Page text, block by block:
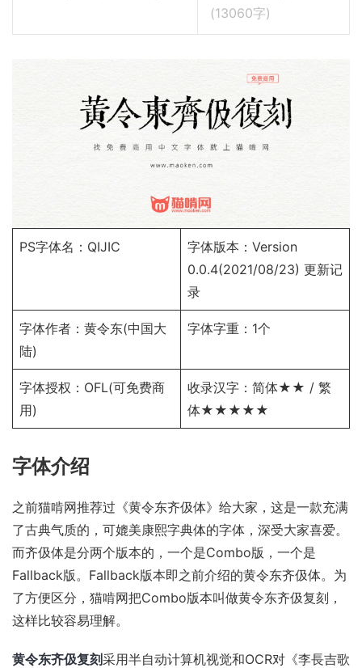
(13060字)
PS字体名：QIJIC
字体版本：Version
0.0.4(2021/08/23) 更新记
录
字体作者：黄令东(中国大
陆)
字体字重：1个
字体授权： OFL(可免费商
用)
收录汉字：简体★★ / 繁
体★★★★★
字体介绍
之前猫啃网推荐过《黄令东齐伋体》给大家，这是一款充满
了古典气质的，可媲美康熙字典体的字体，深受大家喜爱。
而齐伋体是分两个版本的，一个是Combo版，一个是
Fallback版。Fallback版本即之前介绍的黄令东齐伋体。为
了方便区分，猫啃网把Combo版本叫做黄令东齐伋复刻 ，
这样比较容易理解。
黄令东齐伋复刻采用半自动计算机视觉和OCR对 《李長吉歌